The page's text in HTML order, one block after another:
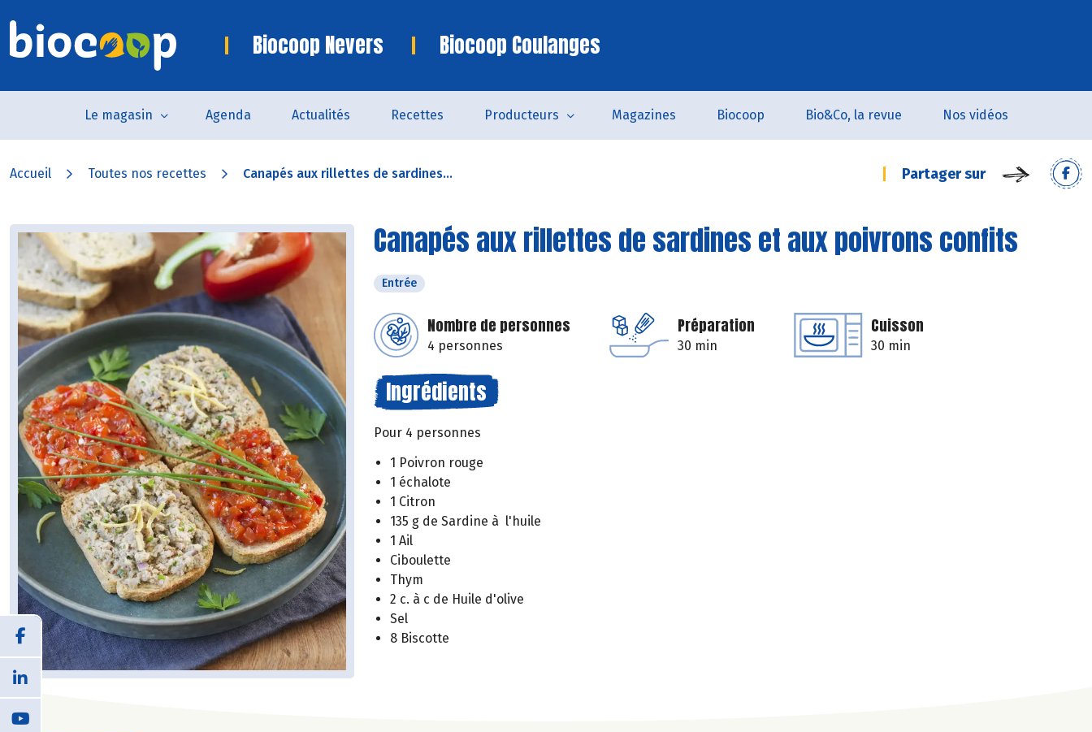
Biocoop Nevers Biocoop Coulanges
Le magasin Agenda Actualités Recettes Producteurs Magazines Biocoop Bio&Co, la revue Nos vidéos
Accueil Toutes nos recettes Canapés aux rillettes de sardines... Partager sur
Canapés aux rillettes de sardines et aux poivrons confits
Entrée
Nombre de personnes
4 personnes
Préparation
30 min
Cuisson
30 min
Ingrédients
Pour 4 personnes
1 Poivron rouge
1 échalote
1 Citron
135 g de Sardine à l'huile
1 Ail
Ciboulette
Thym
2 c. à c de Huile d'olive
Sel
8 Biscotte